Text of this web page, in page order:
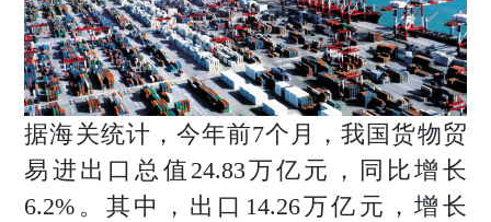
企管
新知
专题
联系投稿
关于我们
寻求报道
据海关统计，今年前7个月，我国货物贸
易进出口总值24.83万亿元，同比增长
6.2%。其中，出口14.26万亿元，增长